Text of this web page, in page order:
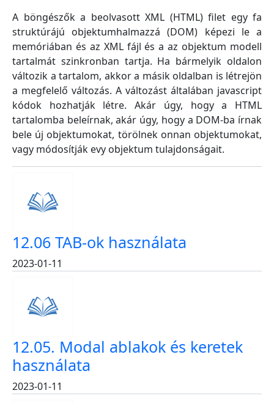
A böngészők a beolvasott XML (HTML) filet egy fa
struktúrájú objektumhalmazzá (DOM) képezi le a
memóriában és az XML fájl és a az objektum modell
tartalmát szinkronban tartja. Ha bármelyik oldalon
változik a tartalom, akkor a másik oldalban is létrejön
a megfelelő változás. A változást általában javascript
kódok hozhatják létre. Akár úgy, hogy a HTML
tartalomba beleírnak, akár úgy, hogy a DOM-ba írnak
bele új objektumokat, törölnek onnan objektumokat,
vagy módosítják evy objektum tulajdonságait.
12.06 TAB-ok használata
2023-01-11
12.05. Modal ablakok és keretek
használata
2023-01-11